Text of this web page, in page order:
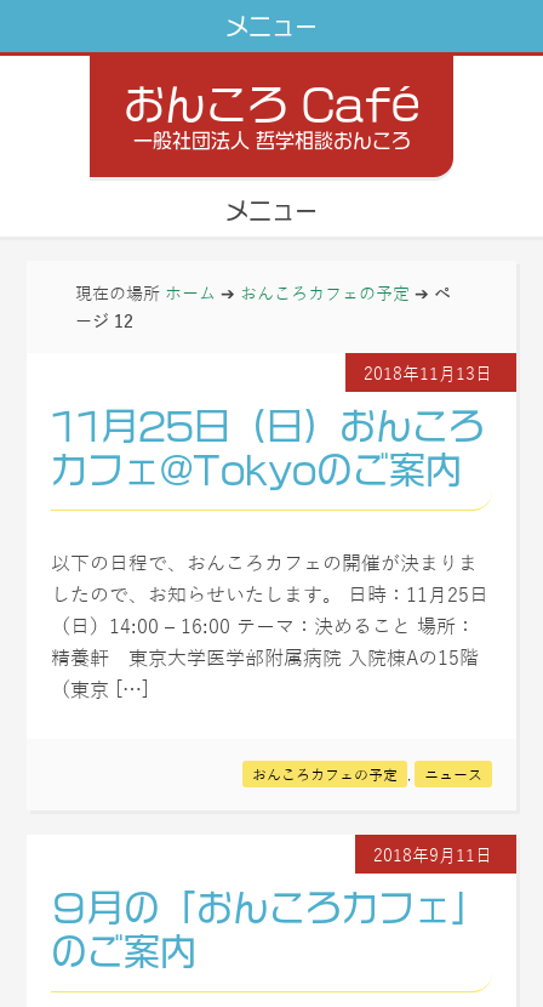
おんころ Café
一般社団法人 哲学相談おんころ
現在の場所 ホーム ➔ おんころカフェの予定 ➔ ペ
ージ 12
2018年11月13日
11月25日（日）おんころ
カフェ@Tokyoのご案内
以下の日程で、おんころカフェの開催が決まりま
したので、お知らせいたします。 日時：11月25日
（日）14:00 – 16:00 テーマ：決めること 場所：
精養軒 東京大学医学部附属病院 入院棟Aの15階
（東京 […]
おんころカフェの予定 ニュース
2018年9月11日
９月の「おんころカフェ」
のご案内